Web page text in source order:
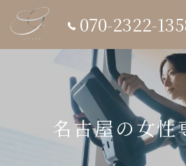
070-2322-
名古屋の女性